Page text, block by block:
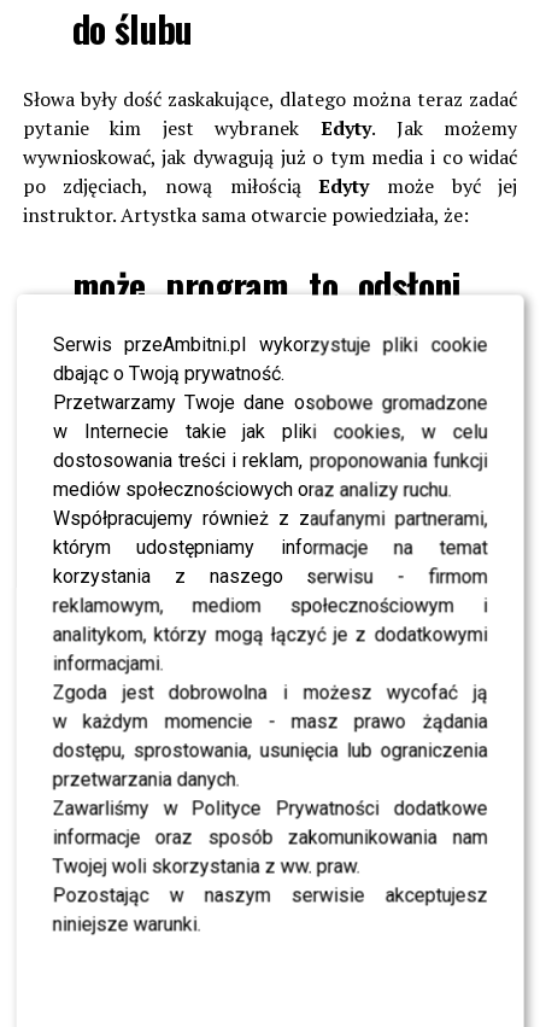
Serwis przeAmbitni.pl wykorzystuje pliki cookie
dbając o Twoją prywatność.
Przetwarzamy Twoje dane osobowe gromadzone
w Internecie takie jak pliki cookies, w celu
dostosowania treści i reklam, proponowania funkcji
mediów społecznościowych oraz analizy ruchu.
Współpracujemy również z zaufanymi partnerami,
którym udostępniamy informacje na temat
korzystania z naszego serwisu - firmom
reklamowym, mediom społecznościowym i
analitykom, którzy mogą łączyć je z dodatkowymi
informacjami.
Zgoda jest dobrowolna i możesz wycofać ją
w każdym momencie - masz prawo żądania
dostępu, sprostowania, usunięcia lub ograniczenia
przetwarzania danych.
Zawarliśmy w Polityce Prywatności dodatkowe
informacje oraz sposób zakomunikowania nam
Twojej woli skorzystania z ww. praw.
Pozostając w naszym serwisie akceptujesz
niniejsze warunki.
do ślubu
Słowa były dość zaskakujące, dlatego można teraz zadać
pytanie kim jest wybranekEdyty. Jak możemy
wywnioskować, jak dywagują już o tym media i co widać
po zdjęciach, nową miłościąEdytymoże być jej
instruktor. Artystka sama otwarcie powiedziała, że:
może program to odsłoni,
zobaczymy
Spodziewaliście się takiej odpowiedzi?
Polecamy –
Agata Młynarska o sile kobiet i projekcie
The Inner Power. Wiek nie ma znaczenia?
Edytazdradziła nam jaki powinien być jej “książę z
bajki”:
Musi móc uwodzić mnie
swoim umysłem
Mądry jak instruktor od nauki jazdy? Sprawdź w naszym
najnowszym wywiadzie kogo wskazała
Edyta Górniak
Zobacz również –Speszony Leszek i do bólu szczera
Monika Miller – nigdy dziadek nie tańczył?